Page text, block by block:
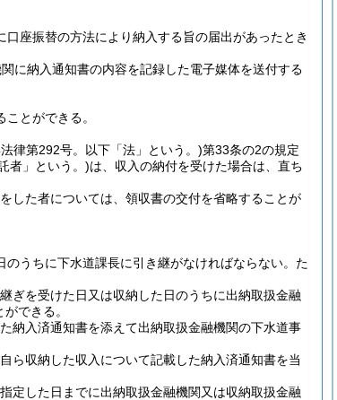
座振替の方法により納入する旨の届出があったとき
に納入通知書の内容を記録した電子媒体を送付する
とができる。
律第292号。以下「法」という。)第33条の2の規定
者」という。)は、収入の納付を受けた場合は、直ち
した者については、領収書の交付を省略することが
うちに下水道課長に引き継がなければならない。 た
ぎを受けた日又は収納した日のうちに出納取扱金融
できる。
納入済通知書を添えて出納取扱金融機関の下水道事
ら収納した収入について記載した納入済通知書を当
定した日までに出納取扱金融機関又は収納取扱金融